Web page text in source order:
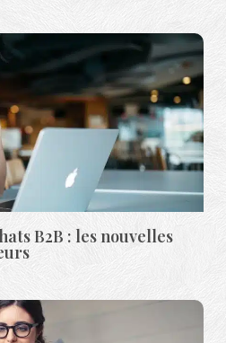
B2B : les nouvelles